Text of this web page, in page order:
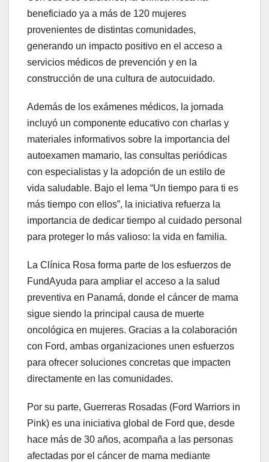
beneficiado ya a más de 120 mujeres
provenientes de distintas comunidades,
generando un impacto positivo en el acceso a
servicios médicos de prevención y en la
construcción de una cultura de autocuidado.
Además de los exámenes médicos, la jornada
incluyó un componente educativo con charlas y
materiales informativos sobre la importancia del
autoexamen mamario, las consultas periódicas
con especialistas y la adopción de un estilo de
vida saludable. Bajo el lema “Un tiempo para ti es
más tiempo con ellos”, la iniciativa refuerza la
importancia de dedicar tiempo al cuidado personal
para proteger lo más valioso: la vida en familia.
La Clínica Rosa forma parte de los esfuerzos de
FundAyuda para ampliar el acceso a la salud
preventiva en Panamá, donde el cáncer de mama
sigue siendo la principal causa de muerte
oncológica en mujeres. Gracias a la colaboración
con Ford, ambas organizaciones unen esfuerzos
para ofrecer soluciones concretas que impacten
directamente en las comunidades.
Por su parte, Guerreras Rosadas (Ford Warriors in
Pink) es una iniciativa global de Ford que, desde
hace más de 30 años, acompaña a las personas
afectadas por el cáncer de mama mediante